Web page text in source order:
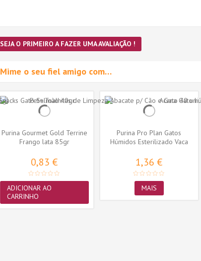
SEJA O PRIMEIRO A FAZER UMA AVALIAÇÃO !
Mime o seu fiel amigo com…
Purina Gourmet Gold Terrine
Frango lata 85gr
0,83 €
ADICIONAR AO
CARRINHO
Purina Pro Plan Gatos
Húmidos Esterilizado Vaca
1,36 €
MAIS